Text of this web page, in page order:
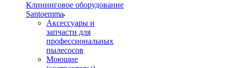
Клининговое оборудование
Santoemma
Аксессуары и
запчасти для
профессиональных
пылесосов
Моющие